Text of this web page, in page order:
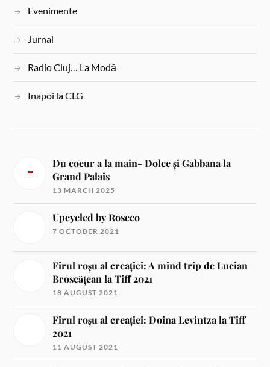
Evenimente
Jurnal
Radio Cluj… La Modă
Inapoi la CLG
Du coeur a la main- Dolce și Gabbana la
Grand Palais
13 MARCH 2025
Upcycled by Roseco
7 OCTOBER 2021
Firul roșu al creației: A mind trip de Lucian
Broscățean la Tiff 2021
18 AUGUST 2021
Firul roșu al creației: Doina Levintza la Tiff
2021
11 AUGUST 2021